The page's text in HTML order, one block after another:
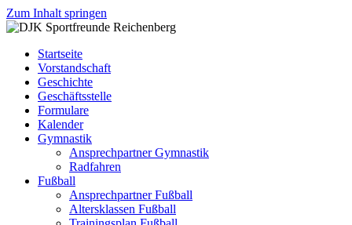
Zum Inhalt springen
Sportfreunde
Reichenberg
Gymnastik
Karate
Leichtathletik
Radfahren
Rollkunstlauf
Startseite
Vorstandschaft
Geschichte
Geschäftsstelle
Formulare
Kalender
Gymnastik
Ansprechpartner Gymnastik
Radfahren
Fußball
Ansprechpartner Fußball
Altersklassen Fußball